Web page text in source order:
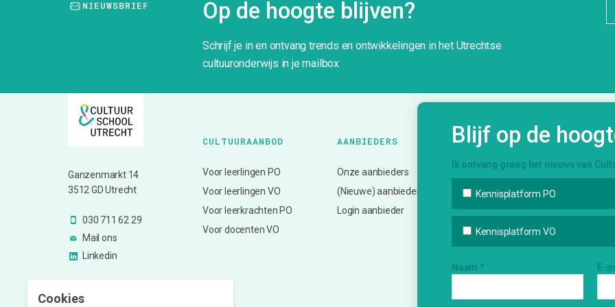
NIEUWSBRIEF Op de hoogte blijven?
Schrijf je in en ontvang trends en ontwikkelingen in het Utrechtse
cultuuronderwijs in je mailbox
Ganzenmarkt 14
3512 GD Utrecht
030 711 62 29
Mail ons
Linkedin
CULTUURAANBOD
Voor leerlingen PO
Voor leerlingen VO
Voor leerkrachten PO
Voor docenten VO
AANBIEDERS
Onze aanbieders
(Nieuwe) aanbieder?
Login aanbieder
ONZE
Evalueren en monitoren
Creatief Vermogen
Cookies
Blijf op de
Ik ontvang graag het nieuws van
Kennisplatform PO
Kennisplatform VO
Naam * E-